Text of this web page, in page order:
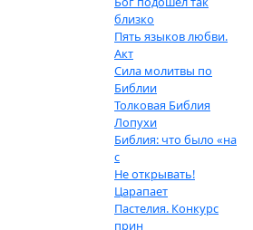
близко
Пять языков любви.
Акт
Сила молитвы по
Библии
Толковая Библия
Лопухи
Библия: что было «на
с
Не открывать!
Царапает
Пастелия. Конкурс
прин